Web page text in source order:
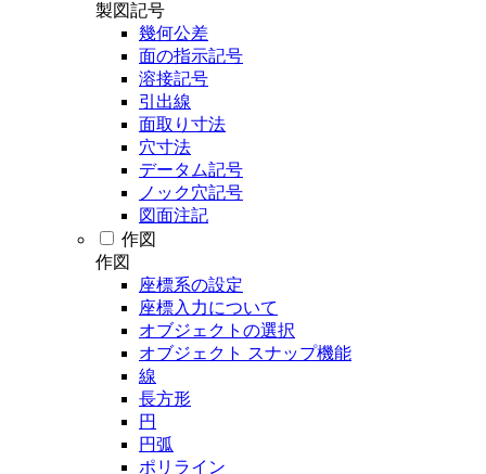
製図記号
幾何公差
面の指示記号
溶接記号
引出線
面取り寸法
穴寸法
データム記号
ノック穴記号
図面注記
作図
作図
座標系の設定
座標入力について
オブジェクトの選択
オブジェクト スナップ機能
線
長方形
円
円弧
ポリライン